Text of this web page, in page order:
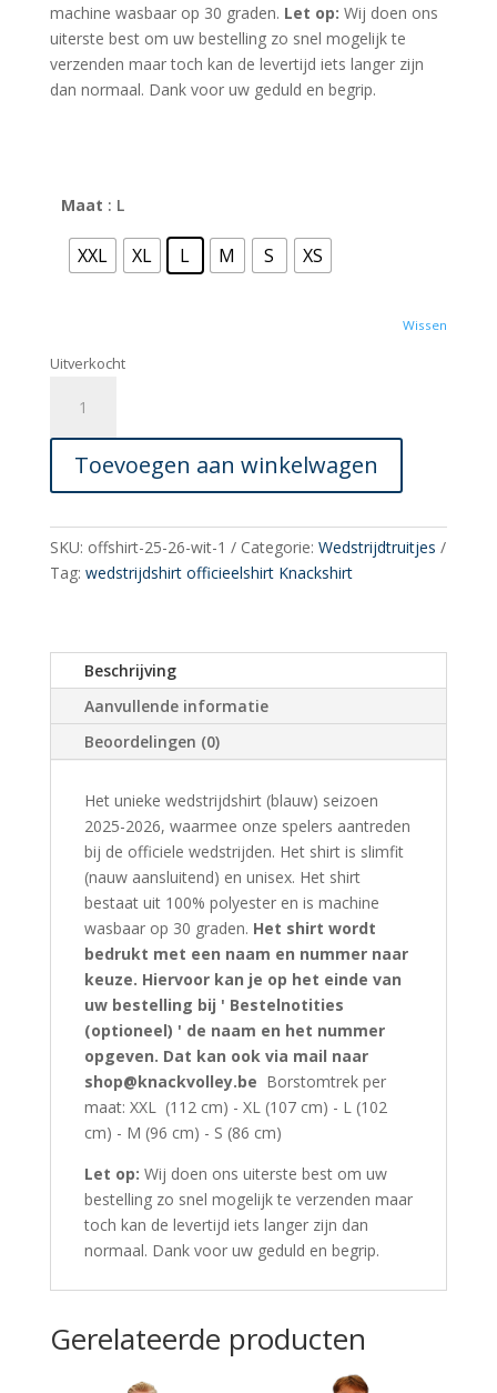
machine wasbaar op 30 graden. Let op: Wij doen ons
uiterste best om uw bestelling zo snel mogelijk te
verzenden maar toch kan de levertijd iets langer zijn
dan normaal. Dank voor uw geduld en begrip.
Maat : L
XXL XL L M S XS
Wissen
Uitverkocht
wedstrijdshirt
2025-
2026
(blauw)
VOORRAAD!
aantal
Toevoegen aan winkelwagen
SKU: offshirt-25-26-wit-1 Categorie: Wedstrijdtruitjes
Tag: wedstrijdshirt officieelshirt Knackshirt
Beschrijving
Aanvullende informatie
Beoordelingen (0)
Het unieke wedstrijdshirt (blauw) seizoen
2025-2026, waarmee onze spelers aantreden
bij de officiele wedstrijden. Het shirt is slimfit
(nauw aansluitend) en unisex. Het shirt
bestaat uit 100% polyester en is machine
wasbaar op 30 graden. Het shirt wordt
bedrukt met een naam en nummer naar
keuze. Hiervoor kan je op het einde van
uw bestelling bij ' Bestelnotities
(optioneel) ' de naam en het nummer
opgeven. Dat kan ook via mail naar
shop@knackvolley.be Borstomtrek per
maat: XXL (112 cm) - XL (107 cm) - L (102
cm) - M (96 cm) - S (86 cm)
Let op: Wij doen ons uiterste best om uw
bestelling zo snel mogelijk te verzenden maar
toch kan de levertijd iets langer zijn dan
normaal. Dank voor uw geduld en begrip.
Gerelateerde producten